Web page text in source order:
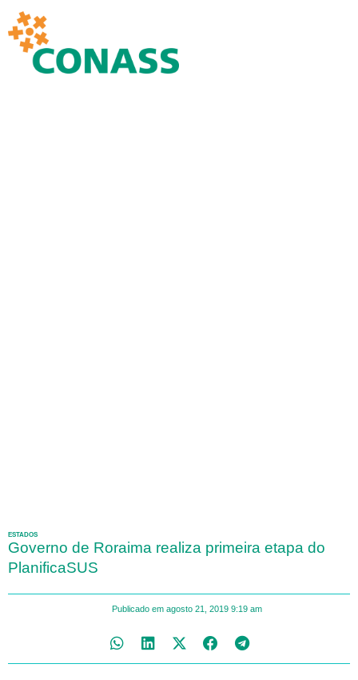
ESTADOS
Governo de Roraima realiza primeira etapa do
PlanificaSUS
Publicado em agosto 21, 2019 9:19 am